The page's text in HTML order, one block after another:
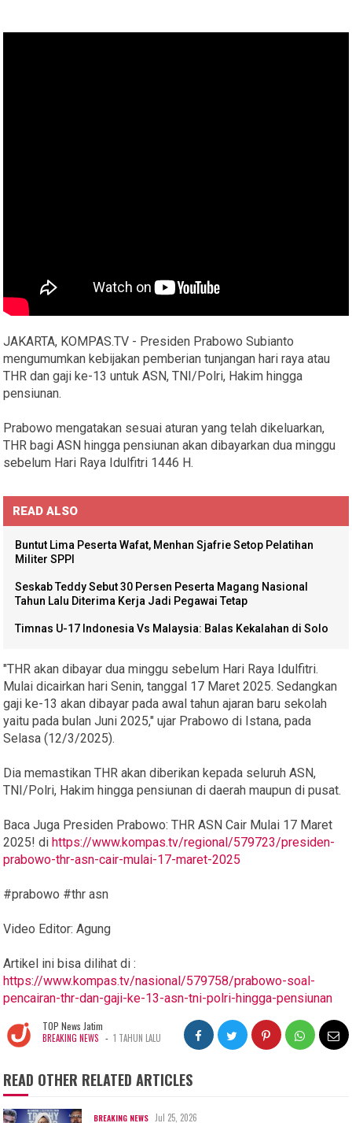
JAKARTA, KOMPAS.TV - Presiden Prabowo Subianto
mengumumkan kebijakan pemberian tunjangan hari raya atau
THR dan gaji ke-13 untuk ASN, TNI/Polri, Hakim hingga
pensiunan.
Prabowo mengatakan sesuai aturan yang telah dikeluarkan,
THR bagi ASN hingga pensiunan akan dibayarkan dua minggu
sebelum Hari Raya Idulfitri 1446 H.
READ ALSO
Buntut Lima Peserta Wafat, Menhan Sjafrie Setop Pelatihan
Militer SPPI
Seskab Teddy Sebut 30 Persen Peserta Magang Nasional
Tahun Lalu Diterima Kerja Jadi Pegawai Tetap
Timnas U-17 Indonesia Vs Malaysia: Balas Kekalahan di Solo
"THR akan dibayar dua minggu sebelum Hari Raya Idulfitri.
Mulai dicairkan hari Senin, tanggal 17 Maret 2025. Sedangkan
gaji ke-13 akan dibayar pada awal tahun ajaran baru sekolah
yaitu pada bulan Juni 2025," ujar Prabowo di Istana, pada
Selasa (12/3/2025).
Dia memastikan THR akan diberikan kepada seluruh ASN,
TNI/Polri, Hakim hingga pensiunan di daerah maupun di pusat.
Baca Juga Presiden Prabowo: THR ASN Cair Mulai 17 Maret
2025! dihttps://www.kompas.tv/regional/579723/presiden-
prabowo-thr-asn-cair-mulai-17-maret-2025
#prabowo #thr asn
Video Editor: Agung
Artikel ini bisa dilihat di :
https://www.kompas.tv/nasional/579758/prabowo-soal-
pencairan-thr-dan-gaji-ke-13-asn-tni-polri-hingga-pensiunan
TOP News Jatim
BREAKING NEWS - 1 TAHUN LALU
READ OTHER RELATED ARTICLES
BREAKING NEWS Jul 25, 2026